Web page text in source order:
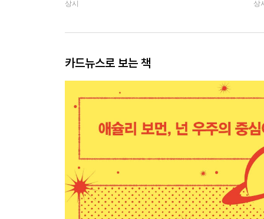
상시 상
카드뉴스로 보는 책